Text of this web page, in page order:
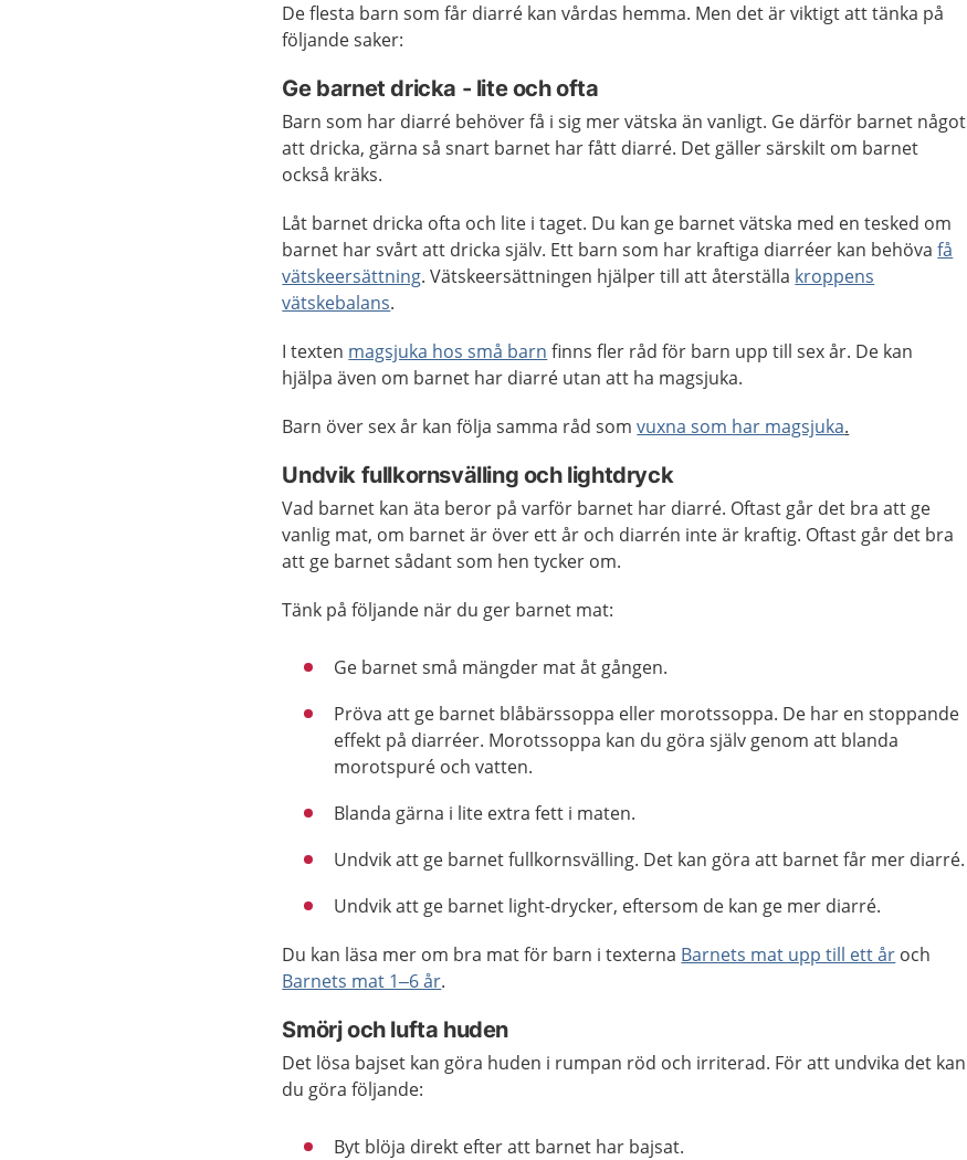
De flesta barn som får diarré kan vårdas hemma. Men det är viktigt att tänka på
följande saker:
Ge barnet dricka - lite och ofta
Barn som har diarré behöver få i sig mer vätska än vanligt. Ge därför barnet något
att dricka, gärna så snart barnet har fått diarré. Det gäller särskilt om barnet
också kräks.
Låt barnet dricka ofta och lite i taget. Du kan ge barnet vätska med en tesked om
barnet har svårt att dricka själv. Ett barn som har kraftiga diarréer kan behövafå
vätskeersättning. Vätskeersättningen hjälper till att återställa kroppens
vätskebalans.
I texten magsjuka hos små barn finns fler råd för barn upp till sex år. De kan
hjälpa även om barnet har diarré utan att ha magsjuka.
Barn över sex år kan följa samma råd somvuxna som har magsjuka.
Undvik fullkornsvälling och lightdryck
Vad barnet kan äta beror på varför barnet har diarré. Oftast går det bra att ge
vanlig mat, om barnet är över ett år och diarrén inte är kraftig. Oftast går det bra
att ge barnet sådant som hen tycker om.
Tänk på följande när du ger barnet mat:
Ge barnet små mängder mat åt gången.
Pröva att ge barnet blåbärssoppa eller morotssoppa. De har en stoppande
effekt på diarréer. Morotssoppa kan du göra själv genom att blanda
morotspuré och vatten.
Blanda gärna i lite extra fett i maten.
Undvik att ge barnet fullkornsvälling. Det kan göra att barnet får mer diarré.
Undvik att ge barnet light-drycker, eftersom de kan ge mer diarré.
Du kan läsa mer om bra mat för barn i texterna Barnets mat upp till ett år och
Barnets mat 1–6 år.
Smörj och lufta huden
Det lösa bajset kan göra huden i rumpan röd och irriterad. För att undvika det kan
du göra följande:
Byt blöja direkt efter att barnet har bajsat.